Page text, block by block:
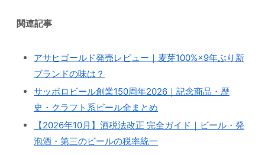
関連記事
アサヒゴールド発売レビュー｜麦芽100%×9年ぶり新
ブランドの味は？
サッポロビール創業150周年2026｜記念商品・歴
史・クラフト系ビール全まとめ
【2026年10月】酒税法改正 完全ガイド｜ビール・発
泡酒・第三のビールの税率統一